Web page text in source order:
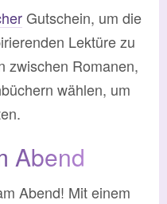
Gutschein, um die
Lektüre zu
zwischen Romanen,
wählen, um
Abend
Abend! Mit einem